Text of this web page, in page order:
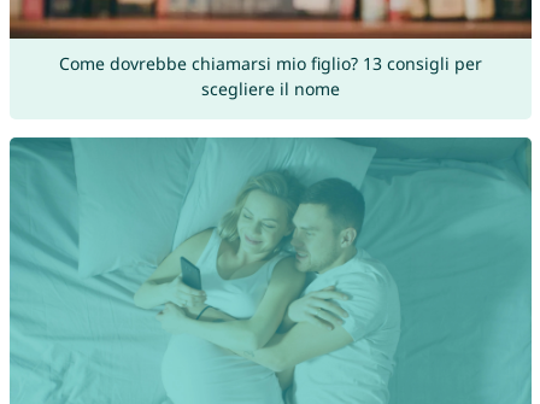
Come dovrebbe chiamarsi mio figlio? 13 consigli per
scegliere il nome